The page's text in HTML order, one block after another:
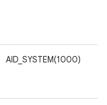
AID_SYSTEM(1000)